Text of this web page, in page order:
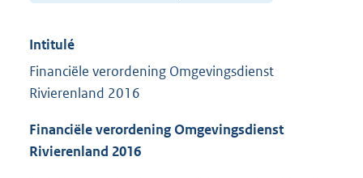
Intitulé
Financiële verordening Omgevingsdienst
Rivierenland 2016
Financiële verordening Omgevingsdienst
Rivierenland 2016